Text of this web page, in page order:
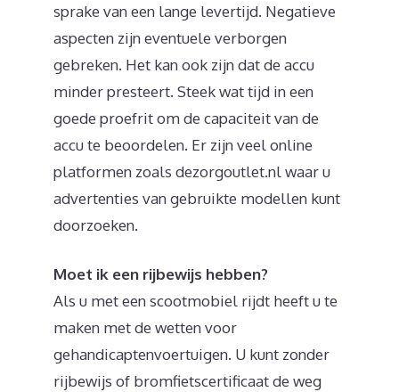
sprake van een lange levertijd. Negatieve
aspecten zijn eventuele verborgen
gebreken. Het kan ook zijn dat de accu
minder presteert. Steek wat tijd in een
goede proefrit om de capaciteit van de
accu te beoordelen. Er zijn veel online
platformen zoals dezorgoutlet.nl waar u
advertenties van gebruikte modellen kunt
doorzoeken.
Moet ik een rijbewijs hebben?
Als u met een scootmobiel rijdt heeft u te
maken met de wetten voor
gehandicaptenvoertuigen. U kunt zonder
rijbewijs of bromfietscertificaat de weg